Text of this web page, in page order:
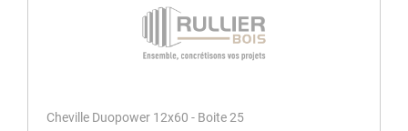
Cheville Duopower 12x60 - Boite 25